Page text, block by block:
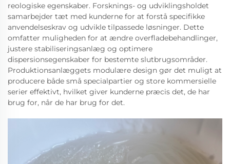
reologiske egenskaber. Forsknings- og udviklingsholdet
samarbejder tæt med kunderne for at forstå specifikke
anvendelseskrav og udvikle tilpassede løsninger. Dette
omfatter muligheden for at ændre overfladebehandlinger,
justere stabiliseringsanlæg og optimere
dispersionsegenskaber for bestemte slutbrugsområder.
Produktionsanlæggets modulære design gør det muligt at
producere både små specialpartier og store kommersielle
serier effektivt, hvilket giver kunderne præcis det, de har
brug for, når de har brug for det.